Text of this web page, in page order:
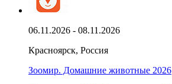
06.11.2026 - 08.11.2026
Красноярск, Россия
Зоомир. Домашние животные 2026